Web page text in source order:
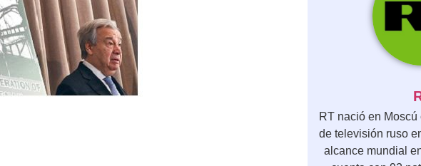
RT nació en Moscú
de televisión ruso
alcance mundial